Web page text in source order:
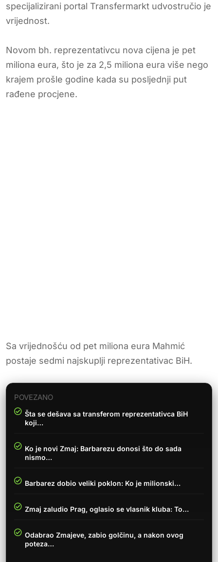
specijalizirani portal Transfermarkt udvostručio je
vrijednost.
Novom bh. reprezentativcu nova cijena je pet
miliona eura, što je za 2,5 miliona eura više nego
krajem prošle godine kada su posljednji put
rađene procjene.
Sa vrijednošću od pet miliona eura Mahmić
postaje sedmi najskuplji reprezentativac BiH.
POVEZANO
Šta se dešava sa transferom reprezentativca BiH
koji…
Ko je novi Zmaj: Barbarezu donosi što do sada
nismo…
Barbarez dobio veliki poklon: Ko je milionski…
Zmaj zaludio Prag, oglasio se vlasnik kluba: To…
Odabrao Zmajeve, zabio golčinu, a nakon ovog
poteza…